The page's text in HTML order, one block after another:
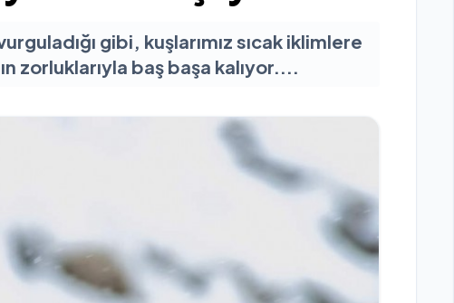
gibi, kuşlarımız sıcak iklimlere
zorluklarıyla baş başa kalıyor....